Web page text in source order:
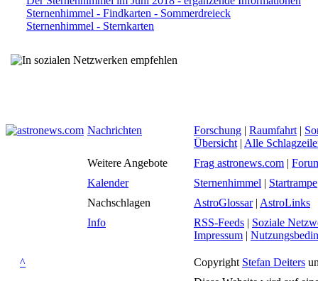
Sternenhimmel - Findkarten - Sommerdreieck
Sternenhimmel - Sternkarten
Nachrichten Forschung | Raumfahrt |
Übersicht | Alle
Weitere Angebote
Frag astronews.com |
Kalender
Sternenhimmel | Startrampe
Nachschlagen
AstroGlossar| AstroLinks
Info
RSS-Feeds | Soziale
Impressum |
^ Copyright Stefan Deiters